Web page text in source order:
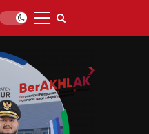
Primary